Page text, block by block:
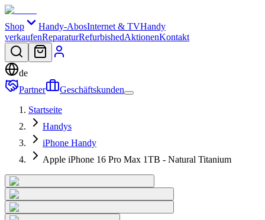
Shop Handy-AbosInternet & TVHandy
verkaufenReparaturRefurbishedAktionenKontakt
de
Partner
Geschäftskunden
Startseite
Handys
iPhone Handy
Apple iPhone 16 Pro Max 1TB - Natural Titanium